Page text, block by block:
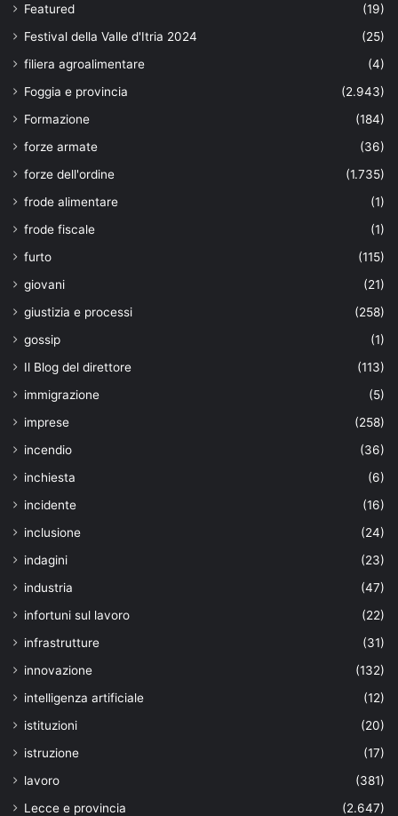
Featured
(19)
Festival della Valle d'Itria 2024
(25)
filiera agroalimentare
(4)
Foggia e provincia
(2.943)
Formazione
(184)
forze armate
(36)
forze dell'ordine
(1.735)
frode alimentare
(1)
frode fiscale
(1)
furto
(115)
giovani
(21)
giustizia e processi
(258)
gossip
(1)
Il Blog del direttore
(113)
immigrazione
(5)
imprese
(258)
incendio
(36)
inchiesta
(6)
incidente
(16)
inclusione
(24)
indagini
(23)
industria
(47)
infortuni sul lavoro
(22)
infrastrutture
(31)
innovazione
(132)
intelligenza artificiale
(12)
istituzioni
(20)
istruzione
(17)
lavoro
(381)
Lecce e provincia
(2.647)